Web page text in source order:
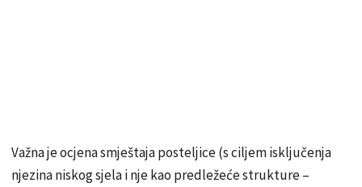
Važna je ocjena smještaja posteljice (s ciljem isključenja
njezina niskog sjela i nje kao predležeće strukture –